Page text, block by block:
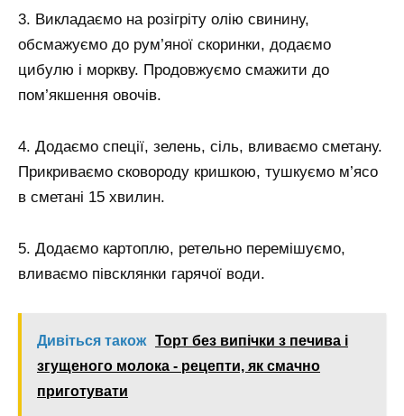
3. Викладаємо на розігріту олію свинину,
обсмажуємо до рум’яної скоринки, додаємо
цибулю і моркву. Продовжуємо смажити до
пом’якшення овочів.
4. Додаємо спеції, зелень, сіль, вливаємо сметану.
Прикриваємо сковороду кришкою, тушкуємо м’ясо
в сметані 15 хвилин.
5. Додаємо картоплю, ретельно перемішуємо,
вливаємо півсклянки гарячої води.
Дивіться також Торт без випічки з печива і
згущеного молока - рецепти, як смачно
приготувати